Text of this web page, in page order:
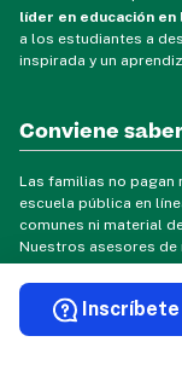
líder en educación en
a los estudiantes a
inspirada y un
Conviene
Las familias no pagan
escuela pública en
comunes ni material
Nuestros asesores de
dudas y necesidades
Inscríbete